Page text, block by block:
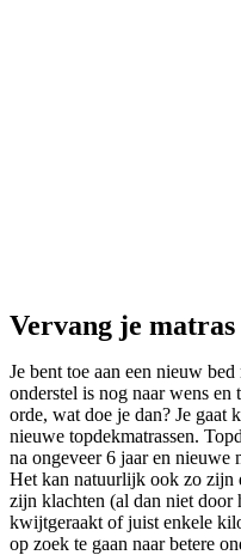
Vervang je
Je bent toe aan een nieuw
onderstel is nog naar wens en
orde, wat doe je dan? Je gaat
nieuwe topdekmatrassen.
na ongeveer 6 jaar en nieuwe
Het kan natuurlijk ook zo zijn
zijn klachten (al dan niet door
kwijtgeraakt of juist enkele
op zoek te gaan naar betere